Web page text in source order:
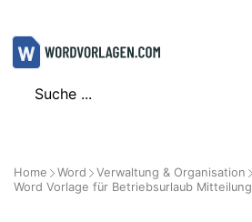
Zum
Inhalt
Home Word
Verwaltung & Organisation
Word Vorlage für Betriebsurlaub Mitteilung